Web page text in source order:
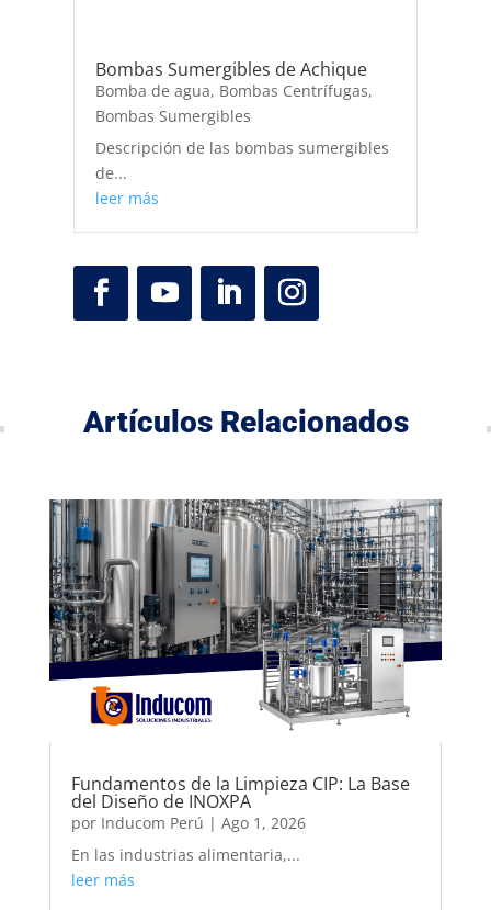
Bombas Sumergibles de Achique
Bomba de agua, Bombas Centrífugas,
Bombas Sumergibles
Descripción de las bombas sumergibles
de...
leer más
Artículos Relacionados
Fundamentos de la Limpieza CIP: La Base
del Diseño de INOXPA
por Inducom Perú | Ago 1, 2026
En las industrias alimentaria,...
leer más